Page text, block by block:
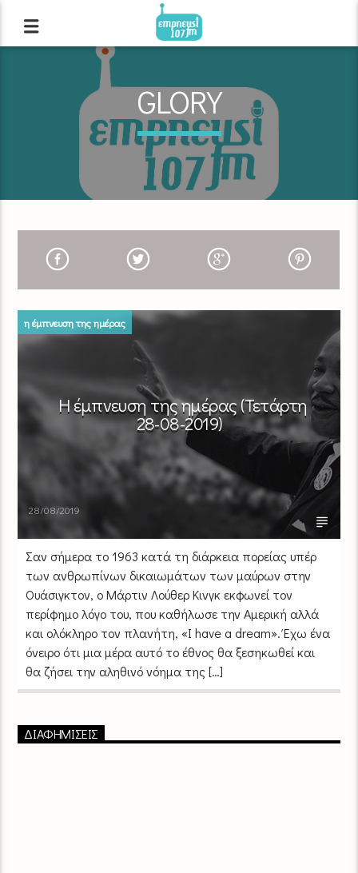
GLORY
η έμπνευση της ημέρας
Η έμπνευση της ημέρας (Τετάρτη
28-08-2019)
28/08/2019
Σαν σήμερα το 1963 κατά τη διάρκεια πορείας υπέρ
των ανθρωπίνων δικαιωμάτων των μαύρων στην
Ουάσιγκτον, ο Μάρτιν Λούθερ Κινγκ εκφωνεί τον
περίφημο λόγο του, που καθήλωσε την Αμερική αλλά
και ολόκληρο τον πλανήτη, «I have a dream». Έχω ένα
όνειρο ότι μια μέρα αυτό το έθνος θα ξεσηκωθεί και
θα ζήσει την αληθινό νόημα της […]
ΔΙΑΦΗΜΙΣΕΙΣ